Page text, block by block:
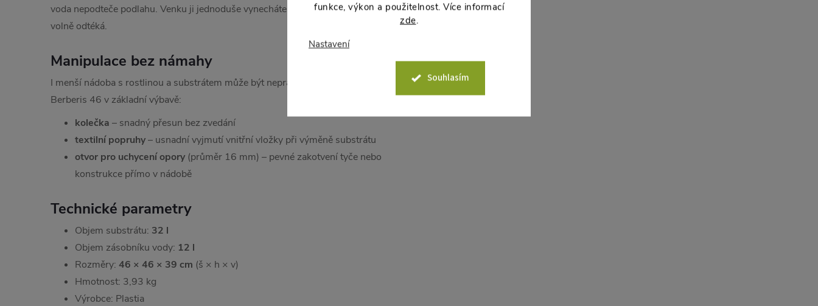
funkce, výkon a použitelnost. Více informací
zde.
Nastavení
Souhlasím
voda nepodteče podlahu. Venku ji jednoduše vynecháte a přebytečná dešťová voda
volně odtéká.
Manipulace bez námahy
I menší nádoba s rostlinou a substrátem může být neprakticky těžká. Proto má
Berberis 46 v základní výbavě:
kolečka – snadný přesun bez zvedání
textilní popruhy– usnadní vyjmutí vnitřní vložky při výměně substrátu
otvor pro uchycení opory (průměr 16 mm) – pevné zakotvení tyče nebo
konstrukce přímo v nádobě
Technické parametry
Objem substrátu: 32 l
Objem zásobníku vody: 12 l
Rozměry: 46 × 46 × 39 cm (š × h × v)
Hmotnost: 3,93 kg
Výrobce: Plastia